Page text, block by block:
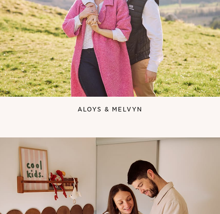
ALOYS & MELVYN